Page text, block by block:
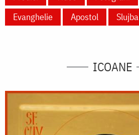
Evanghelie
Apostol Slujba
ICOANE